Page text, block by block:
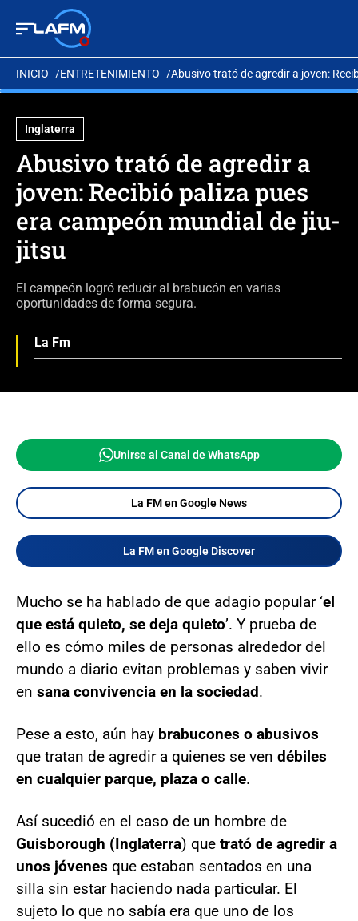
INICIO ENTRETENIMIENTO Abusivo trató de agredir a joven:
Inglaterra
Abusivo trató de agredir a
joven: Recibió paliza pues
era campeón mundial de jiu-
jitsu
El campeón logró reducir al brabucón en varias
oportunidades de forma segura.
La Fm
Unirse al Canal de WhatsApp
La FM en Google News
La FM en Google Discover
Mucho se ha hablado de que adagio popular ‘el
que está quieto, se deja quieto’. Y prueba de
ello es cómo miles de personas alrededor del
mundo a diario evitan problemas y saben vivir
en sana convivencia en la sociedad.
Pese a esto, aún hay brabucones o abusivos
que tratan de agredir a quienes se ven débiles
en cualquier parque, plaza o calle.
Así sucedió en el caso de un hombre de
Guisborough (Inglaterra) que trató de agredir a
unos jóvenes que estaban sentados en una
silla sin estar haciendo nada particular. El
sujeto lo que no sabía era que uno de los